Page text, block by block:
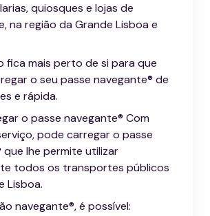
quiosques e lojas de
na região da Grande Lisboa e
fica mais perto de si para que
o seu passe navegante® de
e rápida.
o passe navegante® Com
pode carregar o passe
que lhe permite utilizar
todos os transportes públicos
Lisboa.
navegante®, é possível: